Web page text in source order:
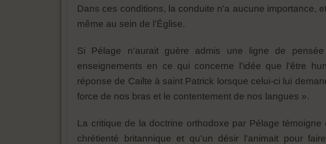
Dans ces conditions, la conduite n'a aucune importance,
même au sein de l'Église.
Si Pélage n'aurait guère admis une ligne de
enseignements en ce qui concerne l'idée que l'être
réponse de Cailte à saint Patrick lorsque celui-ci lui
force de nos bras et le contentement de nos langues ».
La critique de la doctrine orthodoxe par Pélage
chrétienté britannique et qu'un désir l'animait pour